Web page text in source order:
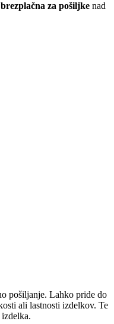
za pošiljke nad
pošiljanje. Lahko pride do
ali lastnosti izdelkov. Te